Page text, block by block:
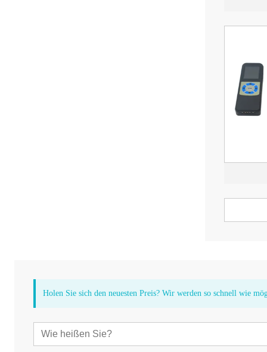
Holen Sie sich den neuesten Preis? Wir werden so schnell wie